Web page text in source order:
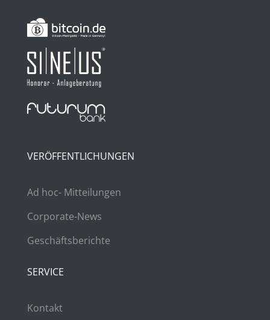
VERÖFFENTLICHUNGEN
Ad hoc- Mitteilungen
Corporate-News
Geschäftsberichte
SERVICE
Kontakt